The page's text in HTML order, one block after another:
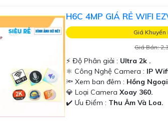
H6C 4MP GIÁ RẺ WIFI
Giá Khuyến
Giá Bán:
️⚡ Độ Phân giải : Ultra 2k .
⚛️ Công Nghệ Camera : IP
🔦 Xem ban đêm : Hồng
💎 Loại Camera Xoay 360.
️✔️ Ưu Điểm : Thu Âm Và Loa.